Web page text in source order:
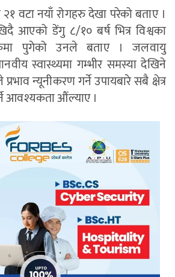
वटा नयाँ रोगहरु देखा परेको बताए ।
आएको डेंगु ८/१० बर्ष भित्र विश्वका
पुगेको उनले बताए । जलवायु
स्वास्थ्यमा गम्भीर समस्या देखिने
न्यूनीकरण गर्ने उपायबारे सबै क्षेत्र
आवश्यकता औंल्याए ।